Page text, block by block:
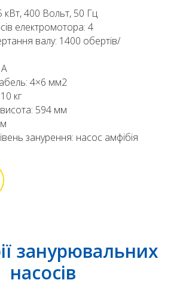
кВт, 400 Вольт, 50 Гц
електромотора: 4
валу: 1400 обертів/
4×6 мм2
кг
594 мм
занурення: насос амфібія
занурювальних
насосів